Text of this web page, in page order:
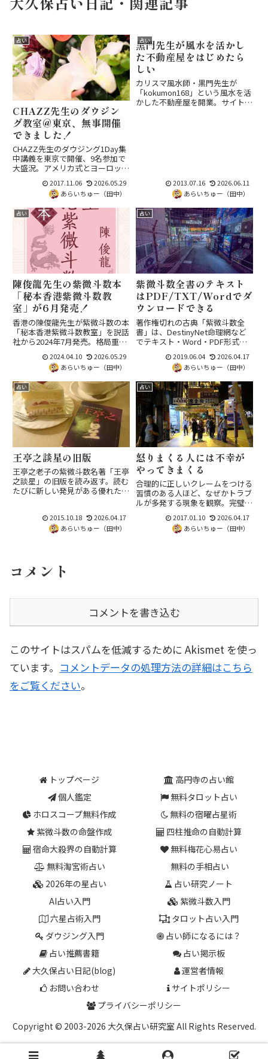
占い
CHAZZ先生のダウジン
グ教室@東京、無事開催
できました！
CHAZZ先生のダウジング1Day集
中講義を東京で開催、9名参加で
大盛況。アメリカ式とヨーロッパ
式の違い、道具選び、チューニン
グ法など導入からESPカードやコ
インを使った宝探し実践まで、基
礎をしっかり学べた充実の内容で
した。
2017.11.06
2026.05.29
あらいちゅー（田中）
占い
黒門先生が風水を活かし
た不動産屋をはじめたら
しい
カリスマ風水師・黒門先生が
「kokumon168」という風水を活
かした不動産屋を開業。サイトが
2013.07.16
2026.06.11
あらいちゅー（田中）
占い
陳俊龍先生の紫微斗数本
「秘本香港紫微斗数教
室」が6月発売！
香港の陳俊龍先生が紫微斗数の本
「秘本香港紫微斗数教室」を説話
社から2024年7月発売。格局重視
流月・流日・流時の鑑定法を日本
初で章立てて解説した決定版の入
門〜中級書です。
2024.04.10
2026.05.29
あらいちゅー（田中）
占い
紫微斗数全書のテキスト
はPDF/TXT/Wordでダ
ウンロードできる
著作権切れの古典「紫微斗数全
書」は、DestinyNet命理網など
でテキスト・Word・PDF形式で
気にしなければ原典研究の敷居が
劇的に下がります。和訳や版本比
較は同人誌「占術夜話」で連載
中。
2019.06.04
2026.04.17
あらいちゅー（田中）
占い
王亭之談星の旧版
王亭之老子の紫微斗数名著「王亭
之談星」の旧版を読み返す。読む
たびに新しい発見がある優れたリ
現状と、コンパクト紫微斗数リフ
ァレンス本への切実なニーズを綴
2015.10.18
2026.04.17
あらいちゅー（田中）
占い
怒りまくる人には不幸が
やってきまくる
合理的に正しいクレームをつける
習慣のある人ほど、なぜかトラブ
ルが多発する現象を観察。完璧を
求めすぎて他人やシステムに負担
をかけ、不愉快の積み重ねが実害
に育つ構造を指摘し、知的で強い
2017.01.10
2026.04.17
あらいちゅー（田中）
コメント
コメントを書き込む
このサイトはスパムを低減するために Akismet を使っ
ています。 コメントデータの処理方法の詳細はこちら
をご覧ください。
トップページ
高円寺の占い館
個人鑑定
無料タロット占い
ホロスコープ無料作成
無料の宿曜占星術
紫微斗数の命盤作成
四柱推命の自動計算
宿命大殺界の自動計算
無料梅花心易占い
無料淘宮術占い
無料の手相占い
2026年の星占い
占い研究ノート
AI占い入門
紫微斗数入門
六星占術入門
タロット占い入門
ダウジング入門
占い師になるには？
占い推薦書籍
占い掲示板
大久保占い日記(blog)
運営者情報
お問い合わせ
サイトポリシー
プライバシーポリシー
Copyright © 2003-2026 大久保占い研究室 All Rights Reserved.